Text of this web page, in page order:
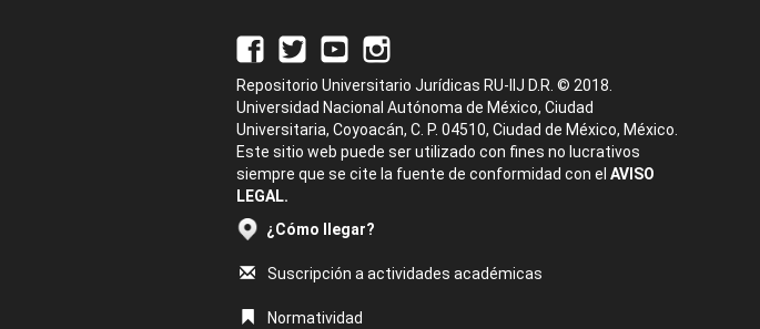
Repositorio Universitario Jurídicas RU-IIJ D.R. © 2018.
Universidad Nacional Autónoma de México, Ciudad
Universitaria, Coyoacán, C. P. 04510, Ciudad de México, México.
Este sitio web puede ser utilizado con fines no lucrativos
siempre que se cite la fuente de conformidad con el AVISO
LEGAL.
¿Cómo llegar?
Suscripción a actividades académicas
Normatividad